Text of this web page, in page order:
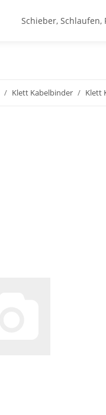
Schieber, Schlaufen,
Klett Kabelbinder Klett